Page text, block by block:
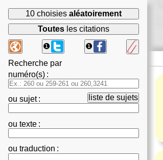
10 choisies aléatoirement
Toutes les citations
❶
❶
Recherche par
numéro(s) :
ou sujet: liste de sujets
ou texte :
ou traduction :